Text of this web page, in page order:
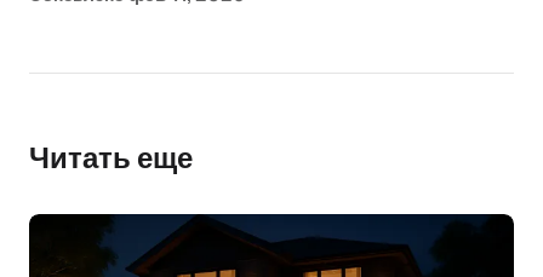
Читать еще